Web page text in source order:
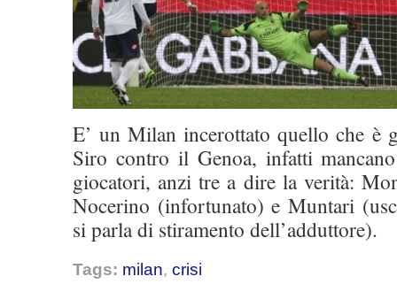
E’ un Milan incerottato quello che è
Siro contro il Genoa, infatti
giocatori, anzi tre a dire la verità:
Nocerino (infortunato) e Muntari
si parla di stiramento dell’adduttore).
Tags: milan, crisi